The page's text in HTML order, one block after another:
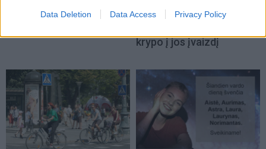
Data Deletion Data Access Privacy Policy
vestuves iškėlė pajūryje
prabangioje sostinės
krypo į jos įvaizdį